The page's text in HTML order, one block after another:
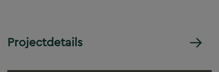
Projectdetails